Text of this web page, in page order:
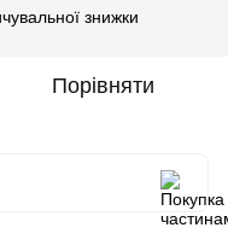
знижки
Порівняти